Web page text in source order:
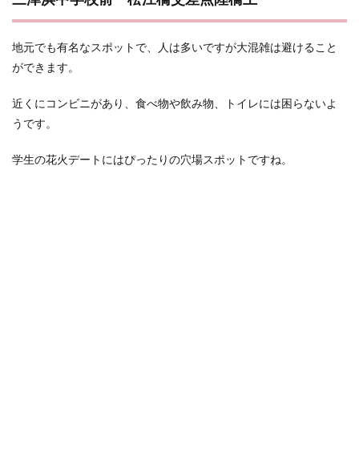
地元でも有名なスポットで、人は多いですが大混雑は避けること
ができます。
近くにコンビニがあり、食べ物や飲み物、トイレには困らないよ
うです。
学生の花火デートにはぴったりの穴場スポットですね。